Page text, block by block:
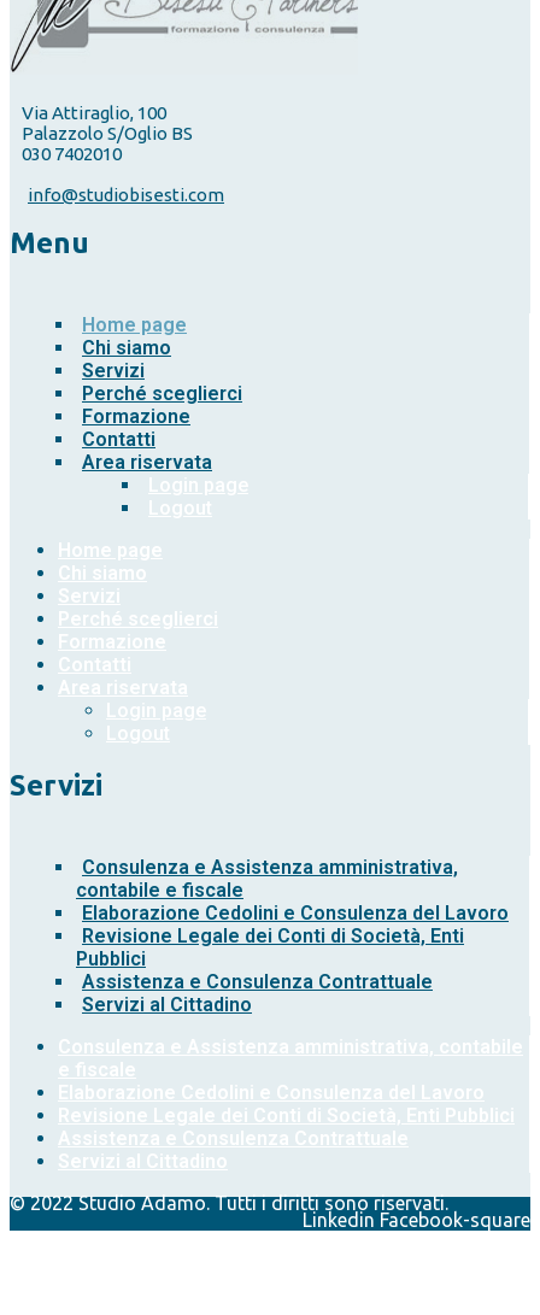
Via Attiraglio, 100
Palazzolo S/Oglio BS
030 7402010
info@studiobisesti.com
Menu
Home page
Chi siamo
Servizi
Perché sceglierci
Formazione
Contatti
Area riservata
Login page
Logout
Home page
Chi siamo
Servizi
Perché sceglierci
Formazione
Contatti
Area riservata
Login page
Logout
Servizi
Consulenza e Assistenza amministrativa,
contabile e fiscale
Elaborazione Cedolini e Consulenza del Lavoro
Revisione Legale dei Conti di Società, Enti
Pubblici
Assistenza e Consulenza Contrattuale
Servizi al Cittadino
Consulenza e Assistenza amministrativa, contabile
e fiscale
Elaborazione Cedolini e Consulenza del Lavoro
Revisione Legale dei Conti di Società, Enti Pubblici
Assistenza e Consulenza Contrattuale
Servizi al Cittadino
© 2022 Studio Adamo. Tutti i diritti sono riservati.
Linkedin Facebook-square